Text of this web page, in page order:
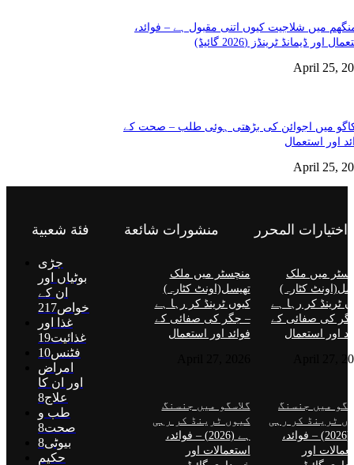
میں شلاجیت کیوں اتنی مقبول ہے – فوائد،
اور ڈیمانڈ ٹرینڈز (2026 گائیڈ)
April 25,
میں اجوائن کی بڑھتی ہوئی طلب – صحت کے
اور استعمال
April 25,
اختيارات المحرر
میں ملک
کٹارہ)
ٹرینڈ کر رہا ہے
کی صفائی کے
اور استعمال
April 27,
میں جنسنگ
ٹرینڈ کر رہی
ہے (2026) – فوائد،
اور
منشورات شائعة
منچسٹر میں ملک
تھیسل(اونٹ کٹارہ)
کیوں ٹرینڈ کر رہا ہے
– جگر کی صفائی کے
فوائد اور استعمال
گلاسگو میں جنسنگ
کیوں ٹرینڈ کر رہی
ہے (2026) – فوائد،
استعمالات اور
فئة شعبية
جڑی
بوٹیاں اور
ان کے
خواص217
غذا اور
غذائیت19
فٹنس10
امراض
اور ان کا
علاج8
طب و
صحت8
بیوٹی8
حکیم